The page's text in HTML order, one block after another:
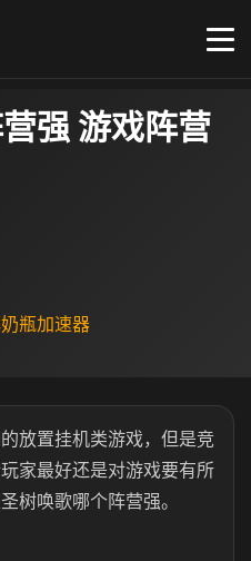
强 游戏阵营
瓶加速器
放置挂机类游戏，但是竞
家最好还是对游戏要有所
树唤歌哪个阵营强。